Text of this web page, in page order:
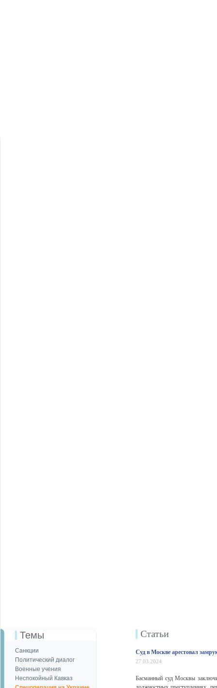
Темы
Санкции
Политический диалог
Военные учения
Неспокойный Кавказ
Статьи
Суд в Москве арестовал
27.03.2024
Басманный суд Москвы